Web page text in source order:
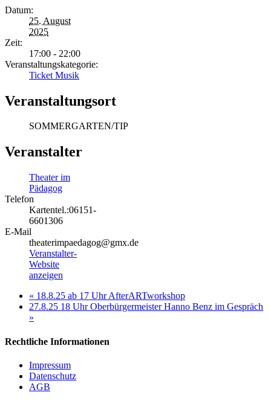
Datum:
25. August
2025
Zeit:
17:00 - 22:00
Veranstaltungskategorie:
Ticket Musik
Veranstaltungsort
SOMMERGARTEN/TIP
Veranstalter
Theater im
Pädagog
Telefon
Kartentel.:06151-
6601306
E-Mail
theaterimpaedagog@gmx.de
Veranstalter-
Website
anzeigen
« 18.8.25 ab 17 Uhr AfterARTworkshop
27.8.25 18 Uhr Oberbürgermeister Hanno Benz im Gespräch
»
Rechtliche Informationen
Impressum
Datenschutz
AGB